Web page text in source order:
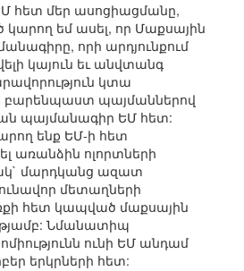
հետ մեր ասոցիացմանը,
եմ ասել, որ Մաքսային
որի արդյունքում
կայուն եւ անվտանգ
կտա
բարենպաստ պայմաններով
պայմանագիր ԵՄ հետ:
ենք ԵՄ-ի հետ
առանձին ոլորտների
մարդկանց ազատ
մետաղների
հետ կապված մաքսային
Նմանատիպ
ունի ԵՄ անդամ
երկրների հետ: